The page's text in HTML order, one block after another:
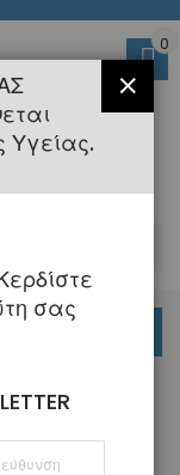
0
Υγείας.
σας